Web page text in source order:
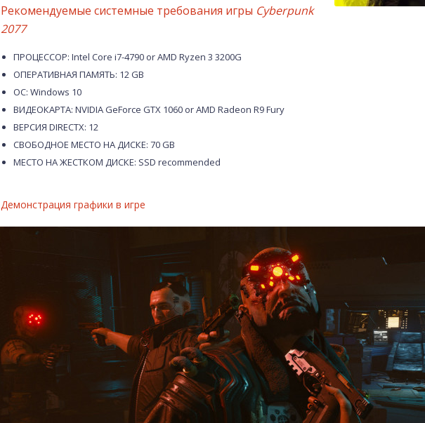
Рекомендуемые системные требования игры Cyberpunk
2077
ПРОЦЕССОР: Intel Core i7-4790 or AMD Ryzen 3 3200G
ОПЕРАТИВНАЯ ПАМЯТЬ: 12 GB
ОС: Windows 10
ВИДЕОКАРТА: NVIDIA GeForce GTX 1060 or AMD Radeon R9 Fury
ВЕРСИЯ DIRECTX: 12
СВОБОДНОЕ МЕСТО НА ДИСКЕ: 70 GB
МЕСТО НА ЖЕСТКОМ ДИСКЕ: SSD recommended
Демонстрация графики в игре